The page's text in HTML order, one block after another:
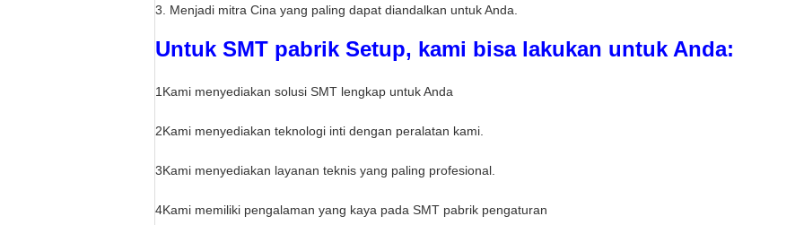
3. Menjadi mitra Cina yang paling dapat diandalkan untuk Anda.
Untuk SMT pabrik Setup, kami bisa lakukan untuk Anda:
1Kami menyediakan solusi SMT lengkap untuk Anda
2Kami menyediakan teknologi inti dengan peralatan kami.
3Kami menyediakan layanan teknis yang paling profesional.
4Kami memiliki pengalaman yang kaya pada SMT pabrik pengaturan